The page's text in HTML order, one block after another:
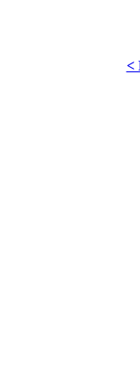
<